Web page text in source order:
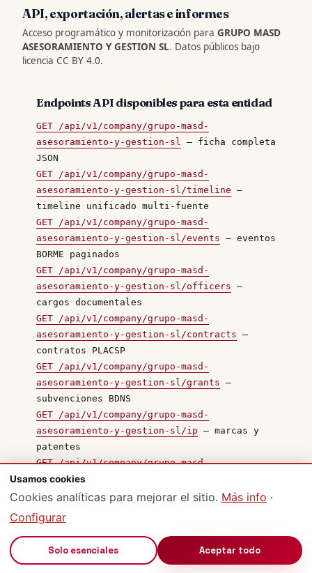
API, exportación, alertas e informes
Acceso programático y monitorización para GRUPO MASD
ASESORAMIENTO Y GESTION SL. Datos públicos bajo
licencia CC BY 4.0.
Endpoints API disponibles para esta entidad
GET /api/v1/company/grupo-masd-
asesoramiento-y-gestion-sl — ficha completa
JSON
GET /api/v1/company/grupo-masd-
asesoramiento-y-gestion-sl/timeline —
timeline unificado multi-fuente
GET /api/v1/company/grupo-masd-
asesoramiento-y-gestion-sl/events — eventos
BORME paginados
GET /api/v1/company/grupo-masd-
asesoramiento-y-gestion-sl/officers —
cargos documentales
GET /api/v1/company/grupo-masd-
asesoramiento-y-gestion-sl/contracts —
contratos PLACSP
GET /api/v1/company/grupo-masd-
asesoramiento-y-gestion-sl/grants —
subvenciones BDNS
GET /api/v1/company/grupo-masd-
asesoramiento-y-gestion-sl/ip — marcas y
patentes
GET /api/v1/company/grupo-masd-
asesoramiento-y-gestion-sl/sources
catálogo de fuentes con datos
Documentación completa OpenAPI 3.1:
requerida (CC BY 4.0).
Usamos cookies
Cookies analíticas para mejorar el sitio. Más info ·
Configurar
Solo esenciales Aceptar todo